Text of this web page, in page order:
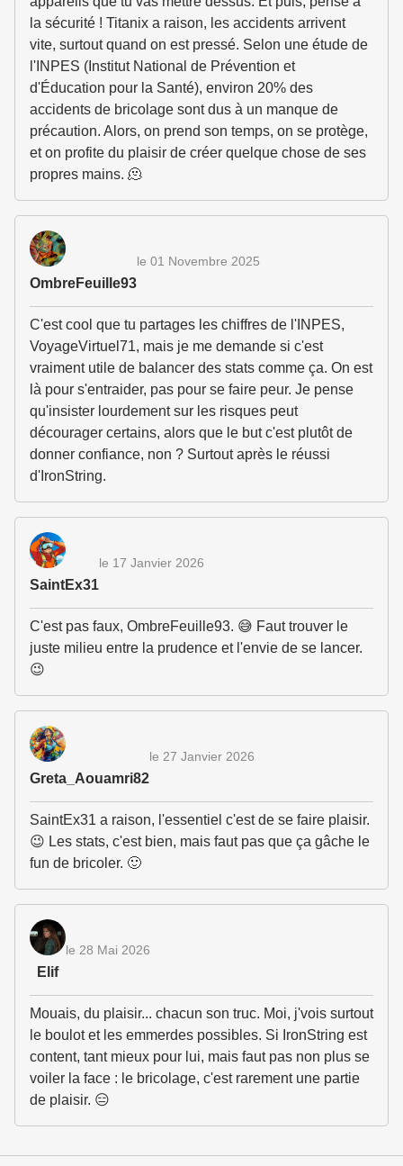
la sécurité ! Titanix a raison, les accidents arrivent
vite, surtout quand on est pressé. Selon une étude de
l'INPES (Institut National de Prévention et
d'Éducation pour la Santé), environ 20% des
accidents de bricolage sont dus à un manque de
précaution. Alors, on prend son temps, on se protège,
et on profite du plaisir de créer quelque chose de ses
propres mains. 🫠
OmbreFeuille93
le 01 Novembre 2025
C'est cool que tu partages les chiffres de l'INPES,
VoyageVirtuel71, mais je me demande si c'est
vraiment utile de balancer des stats comme ça. On est
là pour s'entraider, pas pour se faire peur. Je pense
qu'insister lourdement sur les risques peut
décourager certains, alors que le but c'est plutôt de
donner confiance, non ? Surtout après le réussi
d'IronString.
SaintEx31
le 17 Janvier 2026
C'est pas faux, OmbreFeuille93. 😅 Faut trouver le
juste milieu entre la prudence et l'envie de se lancer.
😉
Greta_Aouamri82
le 27 Janvier 2026
SaintEx31 a raison, l'essentiel c'est de se faire plaisir.
😉 Les stats, c'est bien, mais faut pas que ça gâche le
fun de bricoler. 🙂
Elif
le 28 Mai 2026
Mouais, du plaisir... chacun son truc. Moi, j'vois surtout
le boulot et les emmerdes possibles. Si IronString est
content, tant mieux pour lui, mais faut pas non plus se
voiler la face : le bricolage, c'est rarement une partie
de plaisir. 😑